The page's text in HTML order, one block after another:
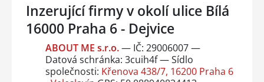
Inzerující firmy v okolí ulice Bílá
16000 Praha 6 - Dejvice
ABOUT ME s.r.o.— IČ: 29006007 —
Datová schránka: 3cuih4f — Sídlo
společnosti: Křenova 438/7, 16200 Praha 6